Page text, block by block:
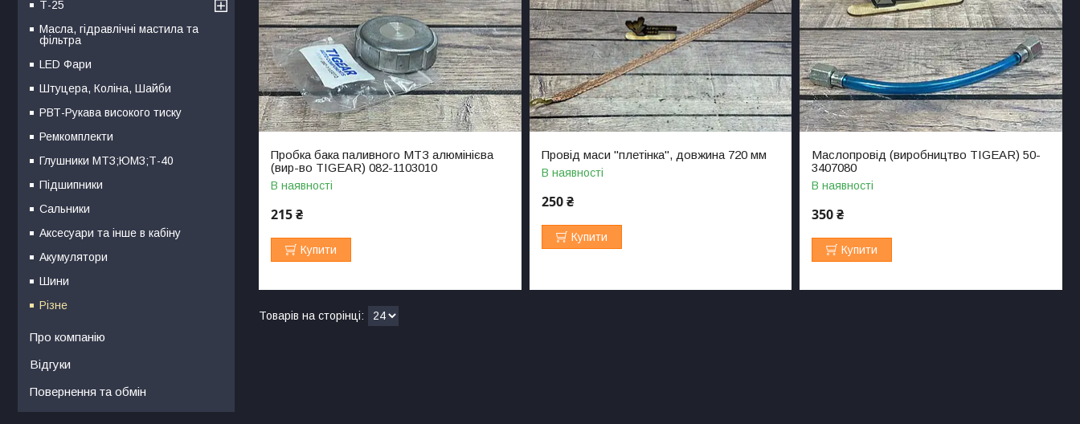
Пробка бака паливного МТЗ алюмінієва
(вир-во TIGEAR) 082-1103010
В наявності
215 ₴
Купити
Провід маси "плетінка", довжина 720 мм
В наявності
250 ₴
Купити
Маслопровід (виробництво TIGEAR) 50-
3407080
В наявності
350 ₴
Купити
Т-25
Масла, гідравлічні мастила та
фільтра
LED Фари
Штуцера, Коліна, Шайби
РВТ-Рукава високого тиску
Ремкомплекти
Глушники МТЗ;ЮМЗ;Т-40
Підшипники
Сальники
Аксесуари та інше в кабіну
Акумулятори
Шини
Різне
Про компанію
Відгуки
Повернення та обмін